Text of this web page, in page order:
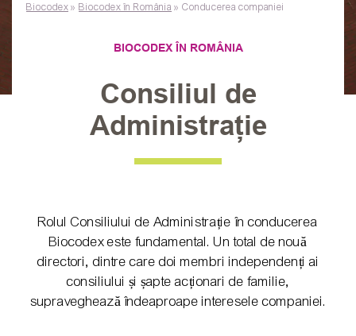
Biocodex » Biocodex în România » Conducerea companiei
BIOCODEX ÎN ROMÂNIA
Consiliul de
Administrație
Rolul Consiliului de Administrație în conducerea
Biocodex este fundamental. Un total de nouă
directori, dintre care doi membri independenți ai
consiliului și șapte acționari de familie,
supraveghează îndeaproape interesele companiei.